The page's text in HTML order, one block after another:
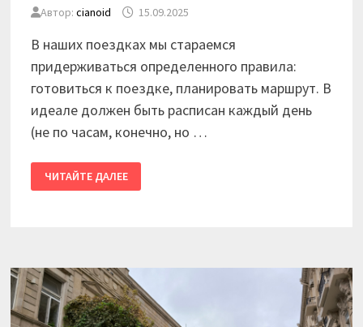
Автор: cianoid 15.09.2025
В наших поездках мы стараемся
придерживаться определенного правила:
готовиться к поездке, планировать маршрут. В
идеале должен быть расписан каждый день
(не по часам, конечно, но …
ВТОРОЙ.
ИЗУЧАЕМ
ЧИТАЙТЕ ДАЛЕЕ